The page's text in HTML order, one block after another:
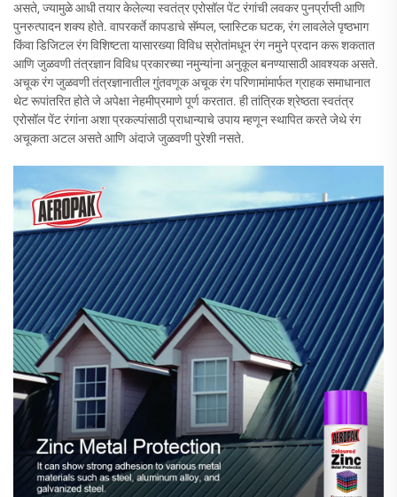
असते, ज्यामुळे आधी तयार केलेल्या स्वतंत्र एरोसॉल पेंट रंगांची लवकर पुनर्प्राप्ती आणि
पुनरुत्पादन शक्य होते. वापरकर्ते कापडाचे सॅम्पल, प्लास्टिक घटक, रंग लावलेले पृष्ठभाग
किंवा डिजिटल रंग विशिष्टता यासारख्या विविध स्रोतांमधून रंग नमुने प्रदान करू शकतात
आणि जुळवणी तंत्रज्ञान विविध प्रकारच्या नमुन्यांना अनुकूल बनण्यासाठी आवश्यक असते.
अचूक रंग जुळवणी तंत्रज्ञानातील गुंतवणूक अचूक रंग परिणामांमार्फत ग्राहक समाधानात
थेट रूपांतरित होते जे अपेक्षा नेहमीप्रमाणे पूर्ण करतात. ही तांत्रिक श्रेष्ठता स्वतंत्र
एरोसॉल पेंट रंगांना अशा प्रकल्पांसाठी प्राधान्याचे उपाय म्हणून स्थापित करते जेथे रंग
अचूकता अटल असते आणि अंदाजे जुळवणी पुरेशी नसते.